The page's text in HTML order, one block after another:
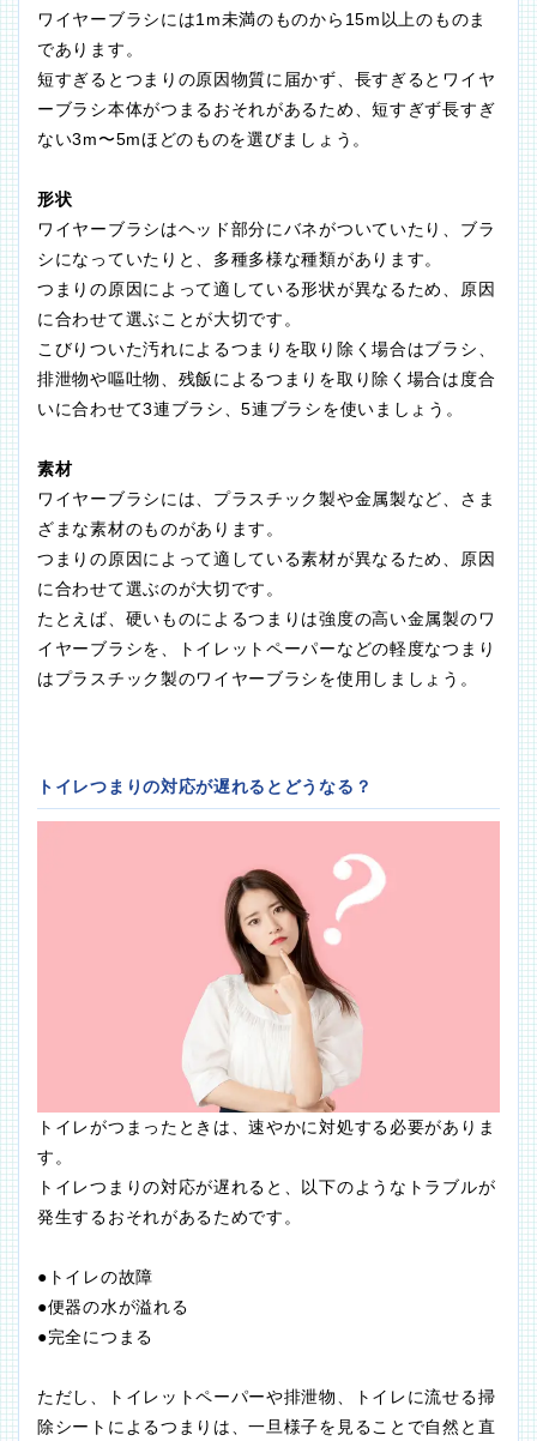
ワイヤーブラシには1m未満のものから15m以上のものま
であります。
短すぎるとつまりの原因物質に届かず、長すぎるとワイヤ
ーブラシ本体がつまるおそれがあるため、短すぎず長すぎ
ない3m〜5mほどのものを選びましょう。
形状
ワイヤーブラシはヘッド部分にバネがついていたり、ブラ
シになっていたりと、多種多様な種類があります。
つまりの原因によって適している形状が異なるため、原因
に合わせて選ぶことが大切です。
こびりついた汚れによるつまりを取り除く場合はブラシ、
排泄物や嘔吐物、残飯によるつまりを取り除く場合は度合
いに合わせて3連ブラシ、5連ブラシを使いましょう。
素材
ワイヤーブラシには、プラスチック製や金属製など、さま
ざまな素材のものがあります。
つまりの原因によって適している素材が異なるため、原因
に合わせて選ぶのが大切です。
たとえば、硬いものによるつまりは強度の高い金属製のワ
イヤーブラシを、トイレットペーパーなどの軽度なつまり
はプラスチック製のワイヤーブラシを使用しましょう。
トイレつまりの対応が遅れるとどうなる？
トイレがつまったときは、速やかに対処する必要がありま
す。
トイレつまりの対応が遅れると、以下のようなトラブルが
発生するおそれがあるためです。
●トイレの故障
●便器の水が溢れる
●完全につまる
ただし、トイレットペーパーや排泄物、トイレに流せる掃
除シートによるつまりは、一旦様子を見ることで自然と直